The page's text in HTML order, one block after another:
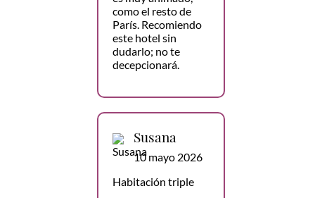
como el resto de
París. Recomiendo
este hotel sin
dudarlo; no te
decepcionará.
Susana
10 mayo 2026
Habitación triple